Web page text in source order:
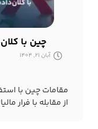
چین با
آبان 21, 1404
مقامات چین با
از مقابله با فرار